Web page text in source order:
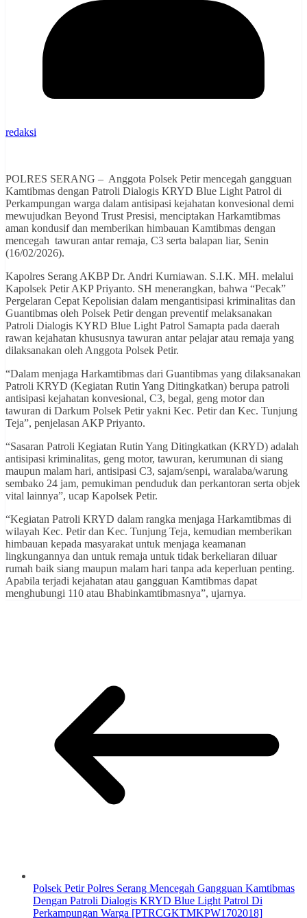
redaksi
POLRES SERANG – Anggota Polsek Petir mencegah gangguan
Kamtibmas dengan Patroli Dialogis KRYD Blue Light Patrol di
Perkampungan warga dalam antisipasi kejahatan konvesional demi
mewujudkan Beyond Trust Presisi, menciptakan Harkamtibmas
aman kondusif dan memberikan himbauan Kamtibmas dengan
mencegah tawuran antar remaja, C3 serta balapan liar, Senin
(16/02/2026).
Kapolres Serang AKBP Dr. Andri Kurniawan. S.I.K. MH. melalui
Kapolsek Petir AKP Priyanto. SH menerangkan, bahwa “Pecak”
Pergelaran Cepat Kepolisian dalam mengantisipasi kriminalitas dan
Guantibmas oleh Polsek Petir dengan preventif melaksanakan
Patroli Dialogis KYRD Blue Light Patrol Samapta pada daerah
rawan kejahatan khususnya tawuran antar pelajar atau remaja yang
dilaksanakan oleh Anggota Polsek Petir.
“Dalam menjaga Harkamtibmas dari Guantibmas yang dilaksanakan
Patroli KRYD (Kegiatan Rutin Yang Ditingkatkan) berupa patroli
antisipasi kejahatan konvesional, C3, begal, geng motor dan
tawuran di Darkum Polsek Petir yakni Kec. Petir dan Kec. Tunjung
Teja”, penjelasan AKP Priyanto.
“Sasaran Patroli Kegiatan Rutin Yang Ditingkatkan (KRYD) adalah
antisipasi kriminalitas, geng motor, tawuran, kerumunan di siang
maupun malam hari, antisipasi C3, sajam/senpi, waralaba/warung
sembako 24 jam, pemukiman penduduk dan perkantoran serta objek
vital lainnya”, ucap Kapolsek Petir.
“Kegiatan Patroli KRYD dalam rangka menjaga Harkamtibmas di
wilayah Kec. Petir dan Kec. Tunjung Teja, kemudian memberikan
himbauan kepada masyarakat untuk menjaga keamanan
lingkungannya dan untuk remaja untuk tidak berkeliaran diluar
rumah baik siang maupun malam hari tanpa ada keperluan penting.
Apabila terjadi kejahatan atau gangguan Kamtibmas dapat
menghubungi 110 atau Bhabinkamtibmasnya”, ujarnya.
Polsek Petir Polres Serang Mencegah Gangguan Kamtibmas
Dengan Patroli Dialogis KRYD Blue Light Patrol Di
Perkampungan Warga [PTRCGKTMKPW1702018]